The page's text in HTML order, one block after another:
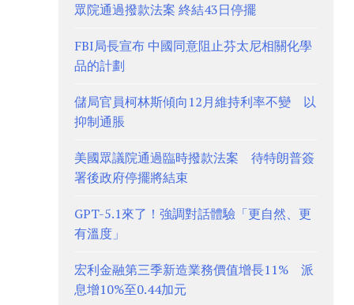
眾院通過撥款法案 終結43日停擺
FBI局長宣布 中國同意阻止芬太尼相關化學
品的計劃
儲局官員柯林斯傾向12月維持利率不變 以
抑制通脹
美國眾議院通過臨時撥款法案 待特朗普簽
署後政府停擺將結束
GPT-5.1來了！強調對話體驗「更自然、更
有溫度」
宏利金融第三季新造業務價值增長11% 派
息增10%至0.44加元